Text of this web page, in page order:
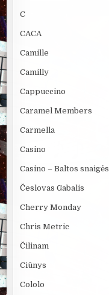
C
CACA
Camille
Camilly
Cappuccino
Caramel Members
Carmella
Casino
Casino – Baltos snaigės
Česlovas Gabalis
Cherry Monday
Chris Metric
Čilinam
Ciūnys
Cololo